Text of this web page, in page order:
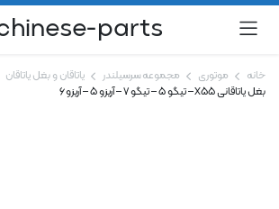
parts
خانه موتوری مجموعه سرسیلندر
یاتاقان و بغل یاتاقان
بغل یاتاقانی X55 – تیگو ۵ – تیگو ۷ – آریزو ۵ – آریزو ۶